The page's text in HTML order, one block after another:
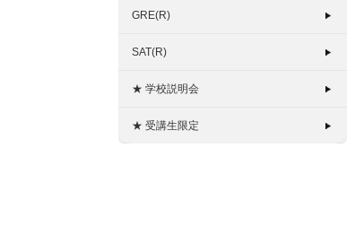
GRE(R)
SAT(R)
★ 学校説明会
★ 受講生限定